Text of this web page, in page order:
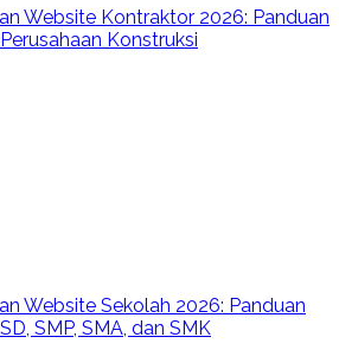
Website Kontraktor 2026: Panduan
Konstruksi
Website Sekolah 2026: Panduan
SMP, SMA, dan SMK